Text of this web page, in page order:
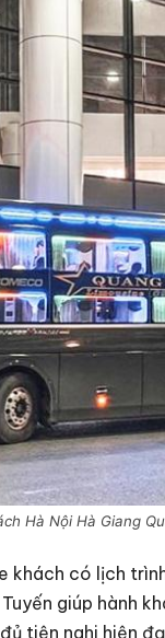
Hà Nội Hà Giang
khách có lịch
giúp hành
tiện nghi hiện